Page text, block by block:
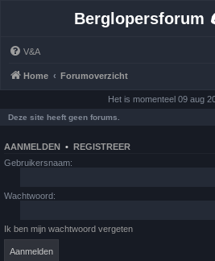
Berglopersforum
V&A
Home Forumoverzicht
Het is momenteel 09 aug
Deze site heeft geen forums.
AANMELDEN • REGISTREER
Gebruikersnaam:
Wachtwoord:
Ik ben mijn wachtwoord vergeten